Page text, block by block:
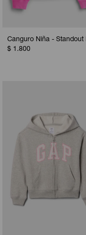
Canguro Niña - Standout
$ 1.800